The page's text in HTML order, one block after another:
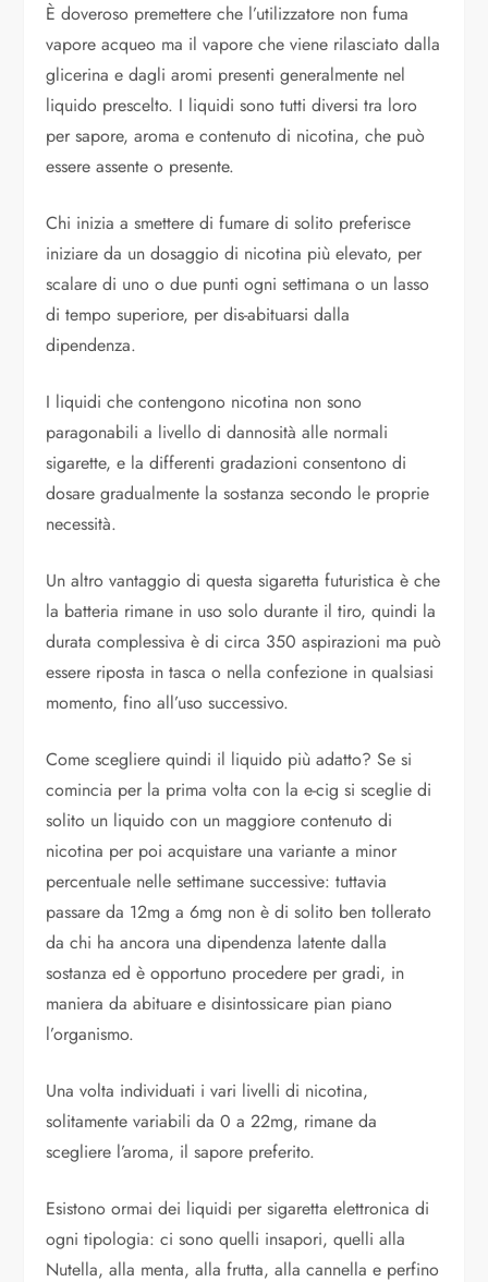
È doveroso premettere che l’utilizzatore non fuma
vapore acqueo ma il vapore che viene rilasciato dalla
glicerina e dagli aromi presenti generalmente nel
liquido prescelto. I liquidi sono tutti diversi tra loro
per sapore, aroma e contenuto di nicotina, che può
essere assente o presente.
Chi inizia a smettere di fumare di solito preferisce
iniziare da un dosaggio di nicotina più elevato, per
scalare di uno o due punti ogni settimana o un lasso
di tempo superiore, per dis-abituarsi dalla
dipendenza.
I liquidi che contengono nicotina non sono
paragonabili a livello di dannosità alle normali
sigarette, e la differenti gradazioni consentono di
dosare gradualmente la sostanza secondo le proprie
necessità.
Un altro vantaggio di questa sigaretta futuristica è che
la batteria rimane in uso solo durante il tiro, quindi la
durata complessiva è di circa 350 aspirazioni ma può
essere riposta in tasca o nella confezione in qualsiasi
momento, fino all’uso successivo.
Come scegliere quindi il liquido più adatto? Se si
comincia per la prima volta con la e-cig si sceglie di
solito un liquido con un maggiore contenuto di
nicotina per poi acquistare una variante a minor
percentuale nelle settimane successive: tuttavia
passare da 12mg a 6mg non è di solito ben tollerato
da chi ha ancora una dipendenza latente dalla
sostanza ed è opportuno procedere per gradi, in
maniera da abituare e disintossicare pian piano
l’organismo.
Una volta individuati i vari livelli di nicotina,
solitamente variabili da 0 a 22mg, rimane da
scegliere l’aroma, il sapore preferito.
Esistono ormai dei liquidi per sigaretta elettronica di
ogni tipologia: ci sono quelli insapori, quelli alla
Nutella, alla menta, alla frutta, alla cannella e perfino